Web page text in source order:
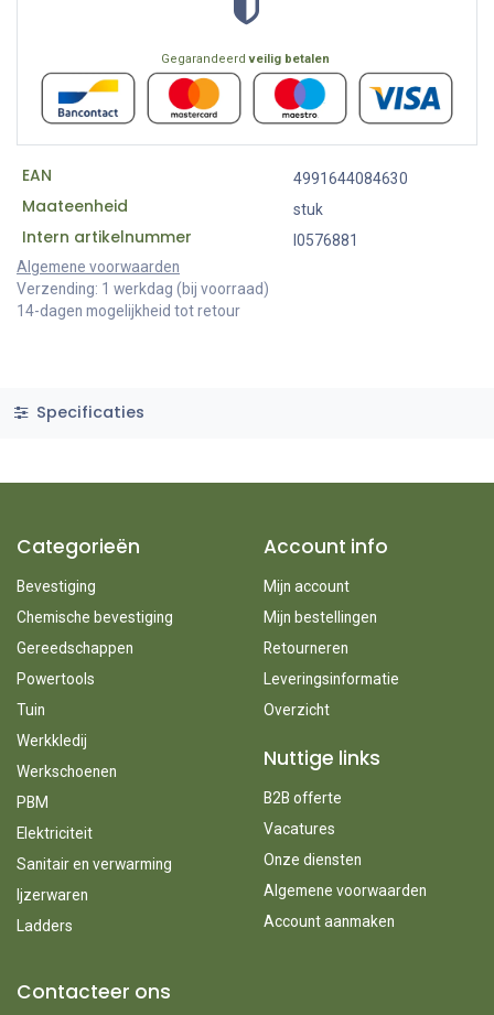
Gegarandeerdveilig betalen
EAN 4991644084630
Maateenheid stuk
Intern artikelnummer
I0576881
Algemene voorwaarden
Verzending: 1 werkdag (bij voorraad)
14-dagen mogelijkheid tot retour
Specificaties
Categorieën
Bevestiging
Chemische bevestiging
Gereedschappen
Powertools
Tuin
Werkkledij
Werkschoenen
PBM
Elektriciteit
Sanitair en verwarming
Ijzerwaren
Ladders
Account info
Mijn account
Mijn bestellingen
Retourneren
Leveringsinformatie
Overzicht
Nuttige links
B2B offerte
Vacatures
Onze diensten
Algemene voorwaarden
Account aanmaken
Contacteer ons